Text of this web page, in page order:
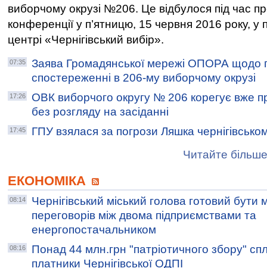
виборчому окрузі №206. Це відбулося під час
конференції у п’ятницю, 15 червня 2016 року, у
центрі «Чернігівський вибір».
07:35
Заява Громадянської мережі ОПОРА щодо
спостереженні в 206-му виборчому окрузі
17:26
ОВК виборчого округу № 206 корегує вже
без розгляду на засіданні
17:45
ГПУ взялася за погрози Ляшка
Читайте
ЕКОНОМІКА
08:14
Чернігівський міський голова готовий
переговорів між двома підприємствами та
енергопостачальником
08:16
Понад 44 млн.грн "патріотичного збору"
платники Чернігівської ОДПІ